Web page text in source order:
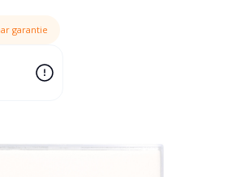
garantie